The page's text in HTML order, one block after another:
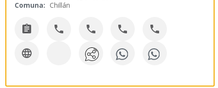
Comuna: Chillán
    
